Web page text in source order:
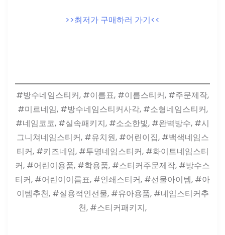
>>최저가 구매하러 가기<<
#방수네임스티커, #이름표, #이름스티커, #주문제작,
#미르네임, #방수네임스티커사각, #소형네임스티커,
#네임코코, #실속패키지, #소소한빛, #완벽방수, #시
그니쳐네임스티커, #유치원, #어린이집, #백색네임스
티커, #키즈네임, #투명네임스티커, #화이트네임스티
커, #어린이용품, #학용품, #스티커주문제작, #방수스
티커, #어린이이름표, #인쇄스티커, #선물아이템, #아
이템추천, #실용적인선물, #유아용품, #네임스티커추
천, #스티커패키지,